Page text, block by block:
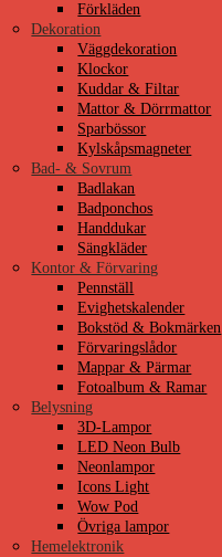
Förkläden
Dekoration
Väggdekoration
Klockor
Kuddar & Filtar
Mattor & Dörrmattor
Sparbössor
Kylskåpsmagneter
Bad- & Sovrum
Badlakan
Badponchos
Handdukar
Sängkläder
Kontor & Förvaring
Pennställ
Evighetskalender
Bokstöd & Bokmärken
Förvaringslådor
Mappar & Pärmar
Fotoalbum & Ramar
Belysning
3D-Lampor
LED Neon Bulb
Neonlampor
Icons Light
Wow Pod
Övriga lampor
Hemelektronik